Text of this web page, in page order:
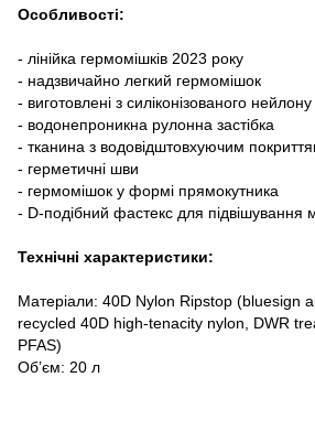
Особливості:
- лінійка гермомішків 2023 року
- надзвичайно легкий гермомішок
- виготовлені з силіконізованого
- водонепроникна рулонна застібка
- тканина з водовідштовхуючим
- герметичні шви
- гермомішок у формі прямокутника
- D-подібний фастекс для підвішування
Технічні характеристики:
Матеріали: 40D Nylon Ripstop (bluesign
recycled 40D high-tenacity nylon, DWR
PFAS)
Об’єм: 20 л